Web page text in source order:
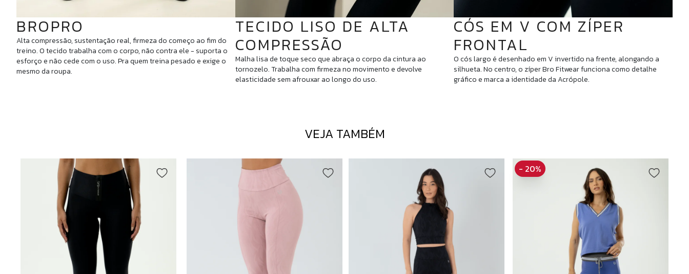
BROPRO
Alta compressão, sustentação real, firmeza do começo ao fim do
treino. O tecido trabalha com o corpo, não contra ele - suporta o
esforço e não cede com o uso. Pra quem treina pesado e exige o
mesmo da roupa.
TECIDO LISO DE ALTA
COMPRESSÃO
Malha lisa de toque seco que abraça o corpo da cintura ao
tornozelo. Trabalha com firmeza no movimento e devolve
elasticidade sem afrouxar ao longo do uso.
CÓS EM V COM ZÍPER
FRONTAL
O cós largo é desenhado em V invertido na frente, alongando a
silhueta. No centro, o zíper Bro Fitwear funciona como detalhe
gráfico e marca a identidade da Acrópole.
VEJA TAMBÉM
- 20%